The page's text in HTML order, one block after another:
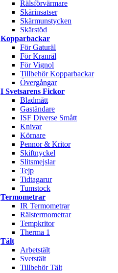
Rälsförvärmare
Skärinsatser
Skärmunstycken
Skärstöd
Kopparbackar
För Gaturäl
För Kranräl
För Vignol
Tillbehör Kopparbackar
Övergångar
I Svetsarens Fickor
Bladmått
Gaständare
ISF Diverse Smått
Knivar
Körnare
Pennor & Kritor
Skiftnyckel
Slitsmejslar
Tejp
Tidtagarur
Tumstock
Termometrar
IR Termometrar
Rälstermometrar
Tempkritor
Therma 1
Tält
Arbetstält
Svetstält
Tillbehör Tält